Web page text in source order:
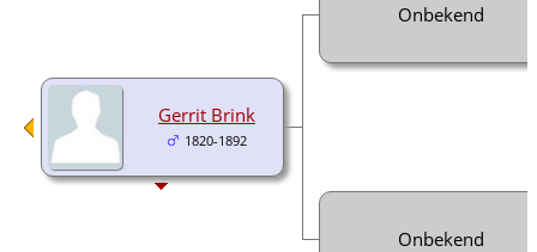
Gerrit Brink
1820-1892
Onbekend
Onbekend